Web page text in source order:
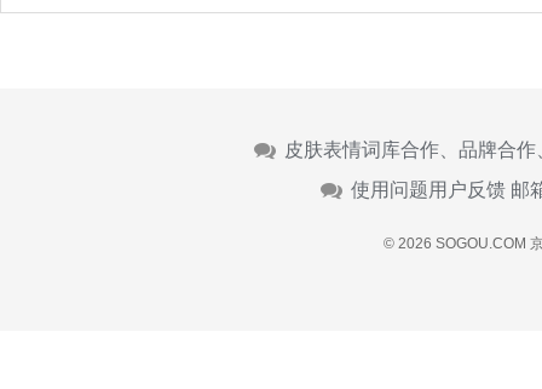
皮肤表情词库合作、品牌合
使用问题用户反馈 邮
© 2026 SOGOU.COM